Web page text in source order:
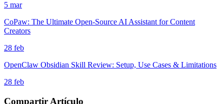
5 mar
CoPaw: The Ultimate Open-Source AI Assistant for Content
Creators
28 feb
OpenClaw Obsidian Skill Review: Setup, Use Cases & Limitations
28 feb
Compartir Artículo